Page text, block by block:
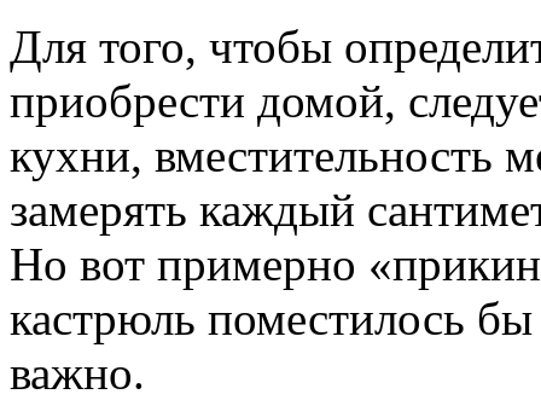
Для того, чтобы
приобрести домой,
кухни, вместительность
замерять каждый
Но вот примерно
кастрюль поместилось
важно.